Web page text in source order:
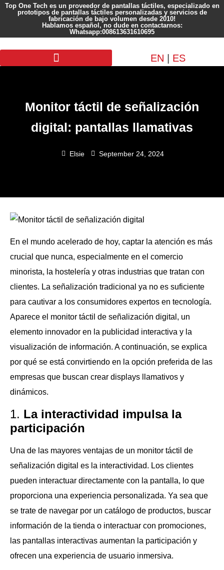
Top One Tech es un proveedor de pantallas táctiles, especializado en
prototipos de pantallas táctiles personalizadas y servicios de
fabricación de bajo volumen desde 2010!
Hablamos español, no dude en contactarnos:
Whatsapp:008613631610695
EN ES
Monitor táctil de señalización
digital: pantallas llamativas
Elsie September 24, 2024
En el mundo acelerado de hoy, captar la atención es más
crucial que nunca, especialmente en el comercio
minorista, la hostelería y otras industrias que tratan con
clientes. La señalización tradicional ya no es suficiente
para cautivar a los consumidores expertos en tecnología.
Aparece el monitor táctil de señalización digital, un
elemento innovador en la publicidad interactiva y la
visualización de información. A continuación, se explica
por qué se está convirtiendo en la opción preferida de las
empresas que buscan crear displays llamativos y
dinámicos.
1. La interactividad impulsa la
participación
Una de las mayores ventajas de un monitor táctil de
señalización digital es la interactividad. Los clientes
pueden interactuar directamente con la pantalla, lo que
proporciona una experiencia personalizada. Ya sea que
se trate de navegar por un catálogo de productos, buscar
información de la tienda o interactuar con promociones,
las pantallas interactivas aumentan la participación y
ofrecen una experiencia de usuario inmersiva.